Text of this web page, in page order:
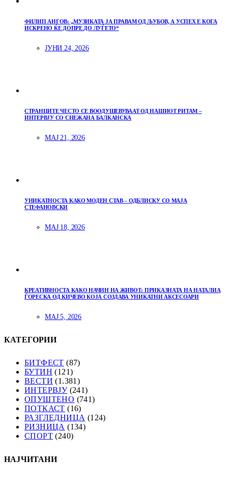
ФИЛИП АНГОВ: „МУЗИКАТА ЈА ПРАВАМ ОД ЉУБОВ, А УСПЕХ Е КОГА
ИСКРЕНО ЌЕ ДОПРЕ ДО ЛУЃЕТО“
ЈУНИ 24, 2026
СТРАНЦИТЕ ЧЕСТО СЕ ВООДУШЕВУВААТ ОД НАШИОТ РИТАМ –
ИНТЕРВЈУ СО СНЕЖАНА БАЛКАНСКА
МАЈ 21, 2026
УНИКАТНОСТА КАКО МОДЕН СТАВ – ОДБЛИСКУ СО МАЈА
СТЕФАНОВСКИ
МАЈ 18, 2026
КРЕАТИВНОСТА КАКО НАЧИН НА ЖИВОТ: ПРИКАЗНАТА НА НАТАЛИА
ЃОРЕСКА ОД КИЧЕВО КОЈА СОЗДАВА УНИКАТНИ АКСЕСОАРИ
МАЈ 5, 2026
КАТЕГОРИИ
БИТФЕСТ (87)
БУТИН (121)
ВЕСТИ (1.381)
ИНТЕРВЈУ(241)
ОПУШТЕНО (741)
ПОТКАСТ (16)
РАЗГЛЕДНИЦА (124)
РИЗНИЦА (134)
СПОРТ (240)
НАЈЧИТАНИ